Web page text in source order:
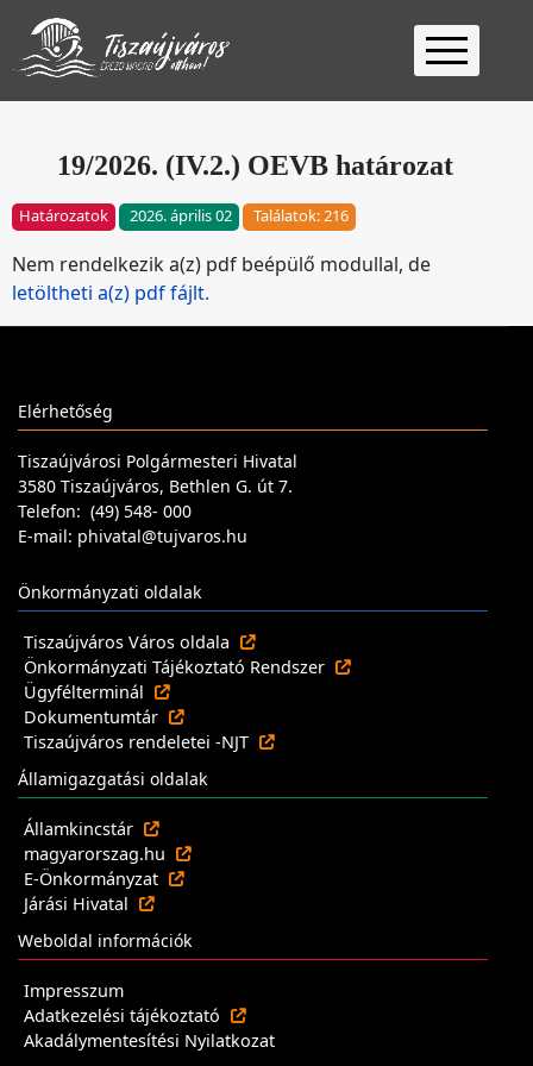
Kezdőlap
2026
19/2026. (IV.2.) OEVB határozat
Határozatok 2026. április 02 Találatok: 216
Nem rendelkezik a(z) pdf beépülő modullal, de
letöltheti a(z) pdf fájlt.
Elérhetőség
Tiszaújvárosi Polgármesteri Hivatal
3580 Tiszaújváros, Bethlen G. út 7.
Telefon: (49) 548- 000
E-mail: phivatal@tujvaros.hu
Önkormányzati oldalak
Tiszaújváros Város oldala
Önkormányzati Tájékoztató Rendszer
Ügyfélterminál
Dokumentumtár
Tiszaújváros rendeletei -NJT
Államigazgatási oldalak
Államkincstár
magyarorszag.hu
E-Önkormányzat
Járási Hivatal
Weboldal információk
Impresszum
Adatkezelési tájékoztató
Akadálymentesítési Nyilatkozat